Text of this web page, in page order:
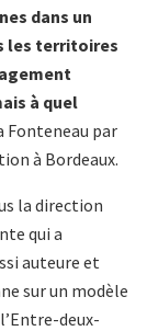
dans un
les territoires
à quel
Fonteneau par
à Bordeaux.
la direction
qui a
auteure et
sur un modèle
deux-